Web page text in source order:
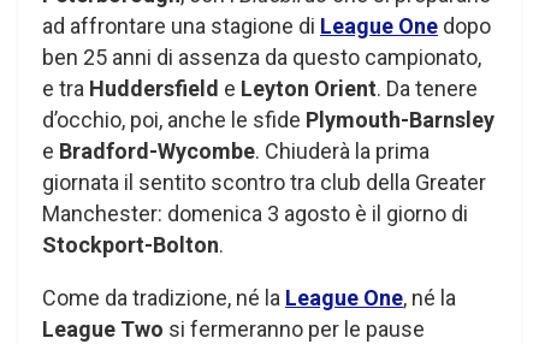
ad affrontare una stagione di League One dopo
ben 25 anni di assenza da questo campionato,
e tra Huddersfield e Leyton Orient. Da tenere
d’occhio, poi, anche le sfide Plymouth-Barnsley
e Bradford-Wycombe. Chiuderà la prima
giornata il sentito scontro tra club della Greater
Manchester: domenica 3 agosto è il giorno di
Stockport-Bolton.
Come da tradizione, né la League One, né la
League Two si fermeranno per le pause